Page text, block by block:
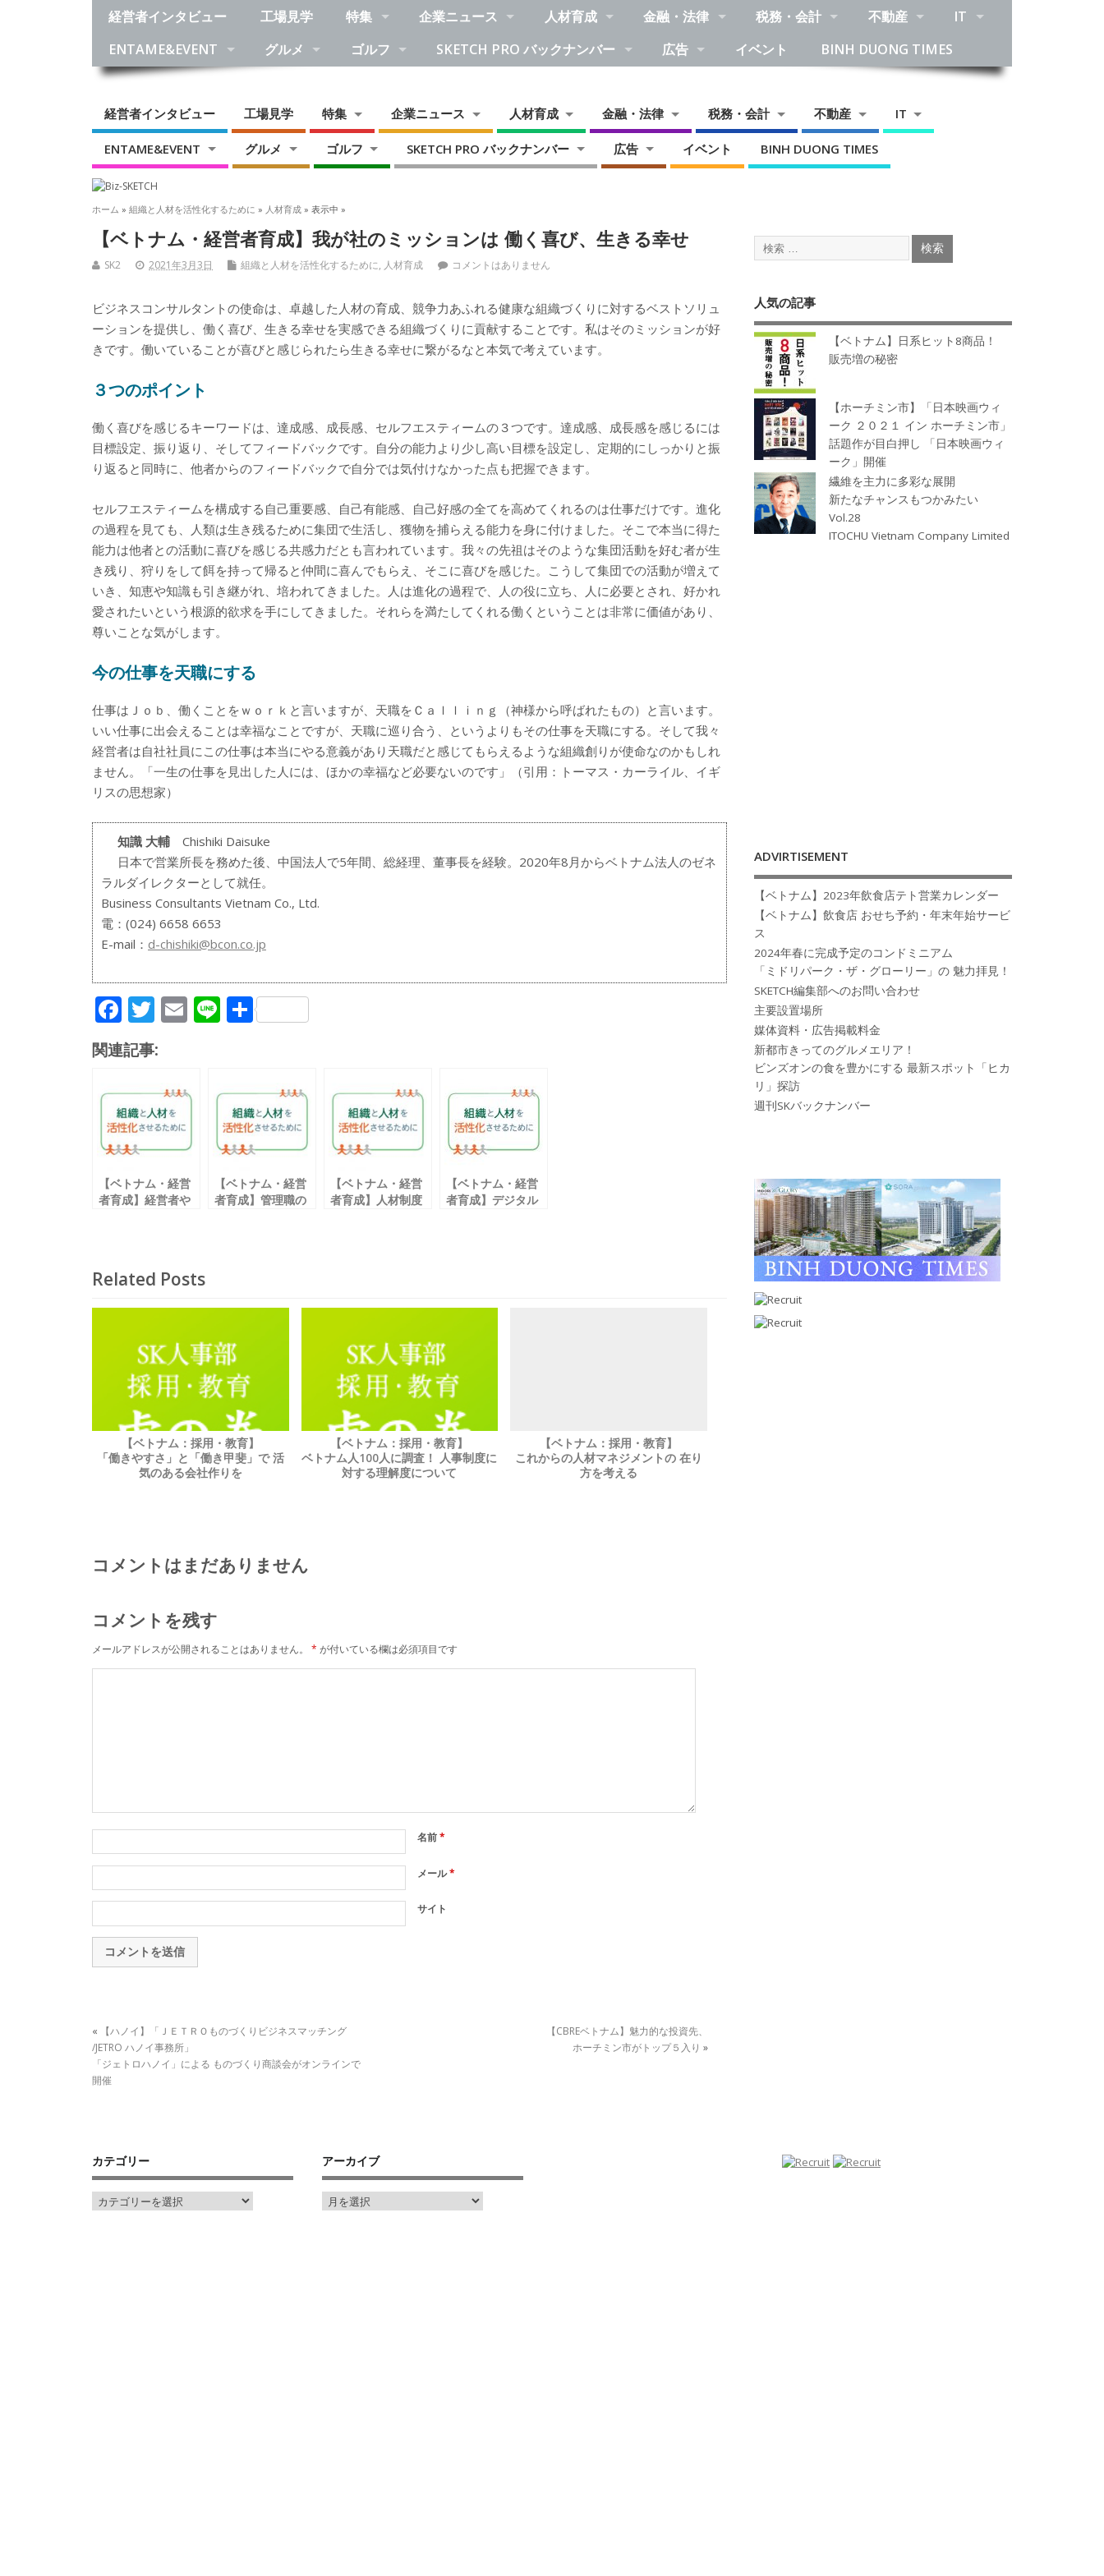
経営者インタビュー 工場見学 特集 企業ニュース 人材育成 金融・法律 税務・会計 不動産
IT
ENTAME&EVENT
グルメ ゴルフ SKETCH PRO バックナンバー 広告 イベント BINH DUONG TIMES
経営者インタビュー 工場見学 特集 企業ニュース 人材育成 金融・法律 税務・会計 不動産 IT
ENTAME&EVENT グルメ ゴルフ SKETCH PRO バックナンバー 広告 イベント BINH DUONG TIMES
ホーム » 組織と人材を活性化するために » 人材育成 » 表示中 »
【ベトナム・経営者育成】我が社のミッションは 働く喜び、生きる幸せ
SK2 2021年3月3日 組織と人材を活性化するために, 人材育成 コメントはありません
ビジネスコンサルタントの使命は、卓越した人材の育成、競争力あふれる健康な組織づくりに対するベストソリュ
ーションを提供し、働く喜び、生きる幸せを実感できる組織づくりに貢献することです。私はそのミッションが好
きです。働いていることが喜びと感じられたら生きる幸せに繋がるなと本気で考えています。
３つのポイント
働く喜びを感じるキーワードは、達成感、成長感、セルフエスティームの３つです。達成感、成長感を感じるには
目標設定、振り返り、そしてフィードバックです。自分の能力より少し高い目標を設定し、定期的にしっかりと振
り返ると同時に、他者からのフィードバックで自分では気付けなかった点も把握できます。
セルフエスティームを構成する自己重要感、自己有能感、自己好感の全てを高めてくれるのは仕事だけです。進化
の過程を見ても、人類は生き残るために集団で生活し、獲物を捕らえる能力を身に付けました。そこで本当に得た
能力は他者との活動に喜びを感じる共感力だとも言われています。我々の先祖はそのような集団活動を好む者が生
き残り、狩りをして餌を持って帰ると仲間に喜んでもらえ、そこに喜びを感じた。こうして集団での活動が増えて
いき、知恵や知識も引き継がれ、培われてきました。人は進化の過程で、人の役に立ち、人に必要とされ、好かれ
愛されたいという根源的欲求を手にしてきました。それらを満たしてくれる働くということは非常に価値があり、
尊いことな気がします。
今の仕事を天職にする
仕事はＪｏｂ、働くことをｗｏｒｋと言いますが、天職をＣａｌｌｉｎｇ（神様から呼ばれたもの）と言います。
いい仕事に出会えることは幸福なことですが、天職に巡り合う、というよりもその仕事を天職にする。そして我々
経営者は自社社員にこの仕事は本当にやる意義があり天職だと感じてもらえるような組織創りが使命なのかもしれ
ません。「一生の仕事を見出した人には、ほかの幸福など必要ないのです」（引用：トーマス・カーライル、イギ
リスの思想家）
知識 大輔 Chishiki Daisuke
日本で営業所長を務めた後、中国法人で5年間、総経理、董事長を経験。2020年8月からベトナム法人のゼネ
ラルダイレクターとして就任。
Business Consultants Vietnam Co., Ltd.
電：(024) 6658 6653
E-mail： d-chishiki@bcon.co.jp
F
ac
e
b
o
o
k
T
itt
er
E
l
Li 共
関連記事:
【ベトナム・経営
者育成】経営者や
【ベトナム・経営
者育成】管理職の
【ベトナム・経営
者育成】人材制度
【ベトナム・経営
者育成】デジタル
Related Posts
【ベトナム：採用・教育】
「働きやすさ」と「働き甲斐」で 活
気のある会社作りを
【ベトナム：採用・教育】
ベトナム人100人に調査！ 人事制度に
対する理解度について
【ベトナム：採用・教育】
これからの人材マネジメントの 在り
方を考える
コメントはまだありません
コメントを残す
メールアドレスが公開されることはありません。 * が付いている欄は必須項目です
名前*
メール*
サイト
«
【ハノイ】「ＪＥＴＲＯものづくりビジネスマッチング
/JETRO ハノイ事務所」
「ジェトロハノイ」による ものづくり商談会がオンラインで
開催
【CBREベトナム】魅力的な投資先、
ホーチミン市がトップ５入り »
人気の記事
【ベトナム】日系ヒット8商品！
販売増の秘密
【ホーチミン市】「日本映画ウィ
ーク ２０２１ イン ホーチミン市」
話題作が目白押し 「日本映画ウィ
ーク」開催
繊維を主力に多彩な展開
新たなチャンスもつかみたい
Vol.28
ITOCHU Vietnam Company Limited
ADVIRTISEMENT
【ベトナム】2023年飲食店テト営業カレンダー
【ベトナム】飲食店 おせち予約・年末年始サービ
ス
2024年春に完成予定のコンドミニアム
「ミドリパーク・ザ・グローリー」の 魅力拝見！
SKETCH編集部へのお問い合わせ
主要設置場所
媒体資料・広告掲載料金
新都市きってのグルメエリア！
ビンズオンの食を豊かにする 最新スポット「ヒカ
リ」探訪
週刊SKバックナンバー
カテゴリー アーカイブ